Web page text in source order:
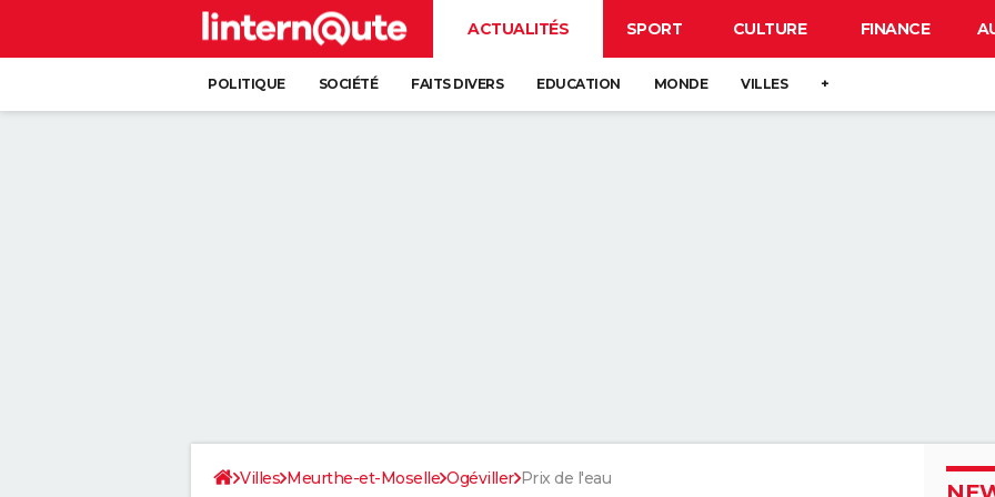
ACTUALITÉS SPORT CULTURE FINANCE
POLITIQUE SOCIÉTÉ FAITS DIVERS EDUCATION MONDE VILLES +
Villes Meurthe-et-Moselle Ogéviller Prix de l'eau